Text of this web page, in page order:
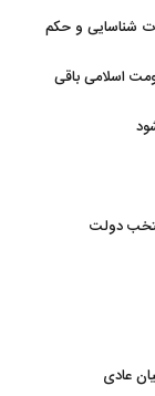
شناسایی و حکم
اسلامی باقی
دولت
عادی